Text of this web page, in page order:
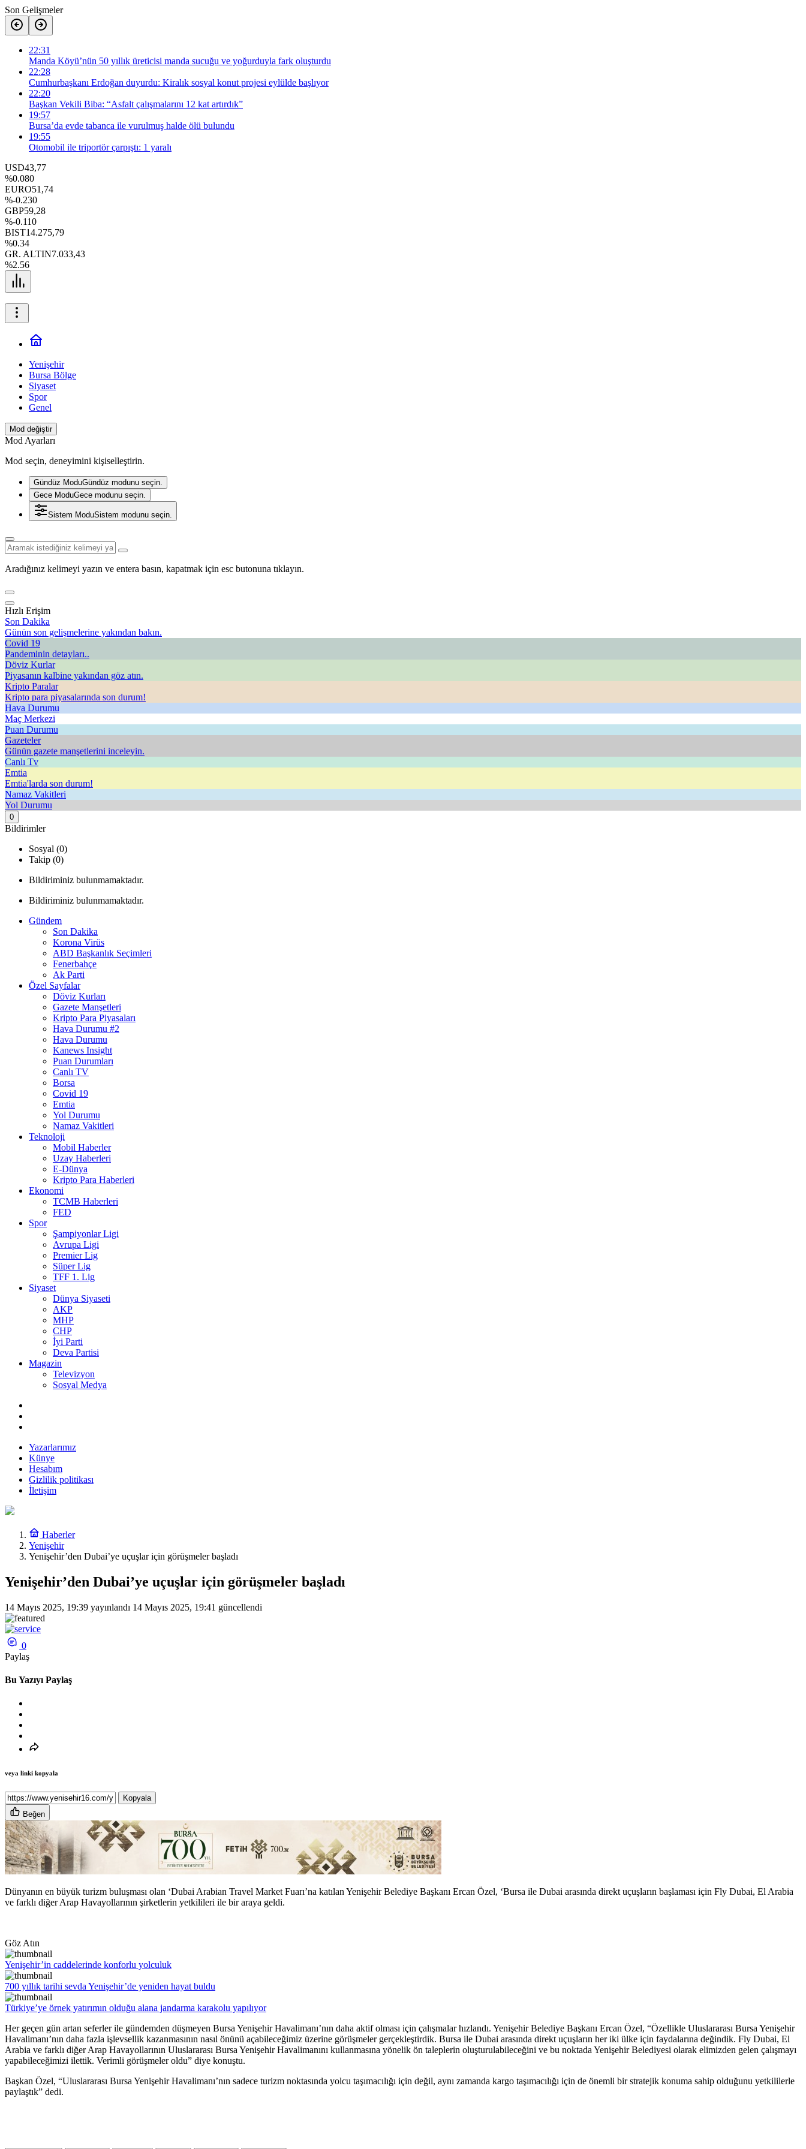
Son Gelişmeler
22:31
Manda Köyü’nün 50 yıllık üreticisi manda sucuğu ve yoğurduyla fark oluşturdu
22:28
Cumhurbaşkanı Erdoğan duyurdu: Kiralık sosyal konut projesi eylülde başlıyor
22:20
Başkan Vekili Biba: “Asfalt çalışmalarını 12 kat artırdık”
19:57
Bursa’da evde tabanca ile vurulmuş halde ölü bulundu
19:55
Otomobil ile triportör çarpıştı: 1 yaralı
USD43,77
%0.080
EURO51,74
%-0.230
GBP59,28
%-0.110
BIST14.275,79
%0.34
GR. ALTIN7.033,43
%2.56
Yenişehir
Bursa Bölge
Siyaset
Spor
Genel
Mod değiştir
Mod Ayarları
Mod seçin, deneyimini kişiselleştirin.
Gündüz ModuGündüz modunu seçin.
Gece ModuGece modunu seçin.
Sistem ModuSistem modunu seçin.
Aradığınız kelimeyi yazın ve entera basın, kapatmak için esc butonuna tıklayın.
Hızlı Erişim
Son Dakika
Günün son gelişmelerine yakından bakın.
Covid 19
Pandeminin detayları..
Döviz Kurlar
Piyasanın kalbine yakından göz atın.
Kripto Paralar
Kripto para piyasalarında son durum!
Hava Durumu
Maç Merkezi
Puan Durumu
Gazeteler
Günün gazete manşetlerini inceleyin.
Canlı Tv
Emtia
Emtia'larda son durum!
Namaz Vakitleri
Yol Durumu
0
Bildirimler
Sosyal (0)
Takip (0)
Bildiriminiz bulunmamaktadır.
Bildiriminiz bulunmamaktadır.
Gündem
Son Dakika
Korona Virüs
ABD Başkanlık Seçimleri
Fenerbahçe
Ak Parti
Özel Sayfalar
Döviz Kurları
Gazete Manşetleri
Kripto Para Piyasaları
Hava Durumu #2
Hava Durumu
Kanews Insight
Puan Durumları
Canlı TV
Borsa
Covid 19
Emtia
Yol Durumu
Namaz Vakitleri
Teknoloji
Mobil Haberler
Uzay Haberleri
E-Dünya
Kripto Para Haberleri
Ekonomi
TCMB Haberleri
FED
Spor
Şampiyonlar Ligi
Avrupa Ligi
Premier Lig
Süper Lig
TFF 1. Lig
Siyaset
Dünya Siyaseti
AKP
MHP
CHP
İyi Parti
Deva Partisi
Magazin
Televizyon
Sosyal Medya
Yazarlarımız
Künye
Hesabım
Gizlilik politikası
İletişim
Haberler
Yenişehir
Yenişehir’den Dubai’ye uçuşlar için görüşmeler başladı
Yenişehir’den Dubai’ye uçuşlar için görüşmeler başladı
14 Mayıs 2025, 19:39 yayınlandı 14 Mayıs 2025, 19:41 güncellendi
0
Paylaş
Bu Yazıyı Paylaş
veya linki kopyala
Kopyala
Beğen
Dünyanın en büyük turizm buluşması olan ‘Dubai Arabian Travel Market Fuarı’na katılan Yenişehir Belediye Başkanı Ercan Özel, ‘Bursa ile Dubai arasında direkt uçuşların başlaması için Fly Dubai, El Arabia
ve farklı diğer Arap Havayollarının şirketlerin yetkilileri ile bir araya geldi.
Göz Atın
Yenişehir’in caddelerinde konforlu yolculuk
700 yıllık tarihi sevda Yenişehir’de yeniden hayat buldu
Türkiye’ye örnek yatırımın olduğu alana jandarma karakolu yapılıyor
Her geçen gün artan seferler ile gündemden düşmeyen Bursa Yenişehir Havalimanı’nın daha aktif olması için çalışmalar hızlandı. Yenişehir Belediye Başkanı Ercan Özel, “Özellikle Uluslararası Bursa Yenişehir
Havalimanı’nın daha fazla işlevsellik kazanmasının nasıl önünü açabileceğimiz üzerine görüşmeler gerçekleştirdik. Bursa ile Dubai arasında direkt uçuşların her iki ülke için faydalarına değindik. Fly Dubai, El
Arabia ve farklı diğer Arap Havayollarının Uluslararası Bursa Yenişehir Havalimanını kullanmasına yönelik ön taleplerin oluşturulabileceğini ve bu noktada Yenişehir Belediyesi olarak elimizden gelen çalışmayı
yapabileceğimizi ilettik. Verimli görüşmeler oldu” diye konuştu.
Başkan Özel, “Uluslararası Bursa Yenişehir Havalimanı’nın sadece turizm noktasında yolcu taşımacılığı için değil, aynı zamanda kargo taşımacılığı için de önemli bir stratejik konuma sahip olduğunu yetkililerle
paylaştık” dedi.